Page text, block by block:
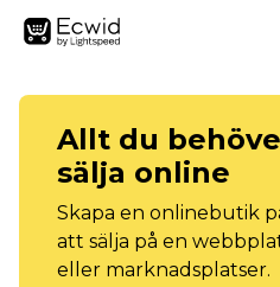
Allt du
sälja online
Skapa en onlinebutik
att sälja på en
eller marknadsplatser.